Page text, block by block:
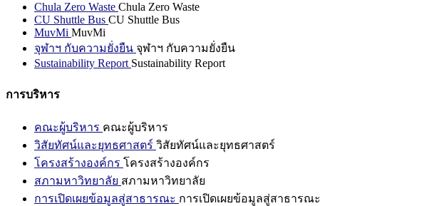
Chula Zero Waste Chula Zero Waste
CU Shuttle Bus CU Shuttle Bus
MuvMi MuvMi
จุฬาฯ กับความยั่งยืน จุฬาฯ กับความยั่งยืน
Sustainability Report Sustainability Report
การบริหาร
คณะผู้บริหาร คณะผู้บริหาร
วิสัยทัศน์และยุทธศาสตร์ วิสัยทัศน์และยุทธศาสตร์
โครงสร้างองค์กร โครงสร้างองค์กร
สภามหาวิทยาลัย สภามหาวิทยาลัย
การเปิดเผยข้อมูลสู่สาธารณะ การเปิดเผยข้อมูลสู่สาธารณะ